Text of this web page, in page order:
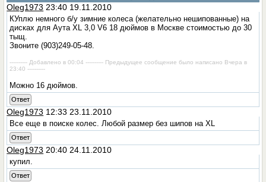
Oleg1973 23:40 19.11.2010
КУплю немного б/у зимние колеса (желательно нешипованные) на
дисках для Аута XL 3,0 V6 18 дюймов в Москве стоимостью до 30
тыщ.
Звоните (903)249-05-48.
---------- Добавлено в 00:04 ---------- Предыдущее сообщение было написано Вчера в
23:40 ----------
Можно 16 дюймов.
Ответ
Oleg1973 12:33 23.11.2010
Все еще в поиске колес. Любой размер без шипов на XL
Ответ
Oleg1973 20:40 24.11.2010
купил.
Ответ